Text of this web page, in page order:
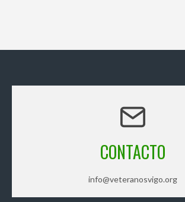
CONTACTO
info@veteranosvigo.org